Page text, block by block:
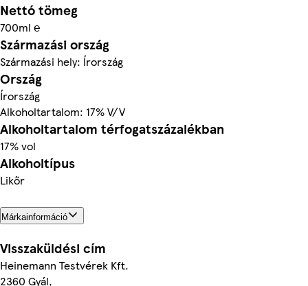
Nettó tömeg
700ml ℮
Származási ország
Származási hely: Írország
Ország
Írország
Alkoholtartalom: 17% V/V
Alkoholtartalom térfogatszázalékban
17% vol
Alkoholtípus
Likőr
Márkainformáció
Visszaküldési cím
Heinemann Testvérek Kft.
2360 Gyál,